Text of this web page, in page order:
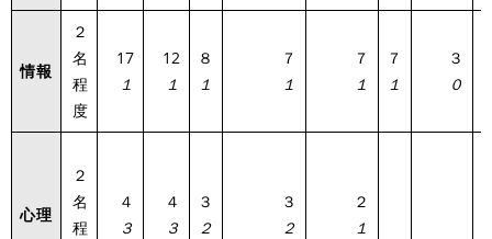
情報
２
名
程
度
17
１
12
１
８
１
７
１
７
１
７
１
３
０
心理
２
名
程
４
３
４
３
３
２
３
２
２
１